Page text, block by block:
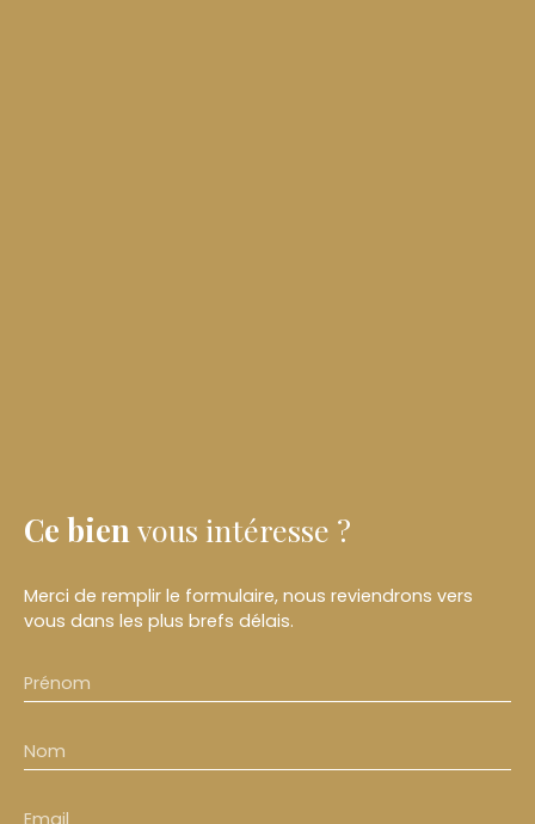
Ce bien vous intéresse ?
Merci de remplir le formulaire, nous reviendrons vers
vous dans les plus brefs délais.
Prénom
Nom